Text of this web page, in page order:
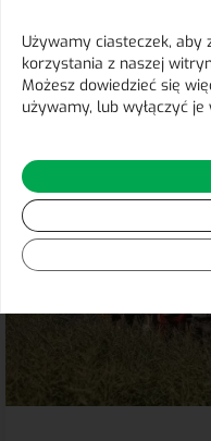
Czytaj więcej
Używamy ciasteczek, aby
korzystania z naszej
Możesz dowiedzieć się
używamy, lub wyłączyć je